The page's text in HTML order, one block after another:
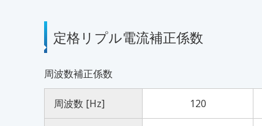
定格リプル電流補正係数
周波数補正係数
周波数 [Hz] 120